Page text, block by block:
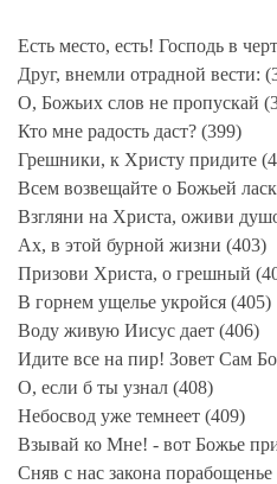
Есть место, есть! Господь в
Друг, внемли отрадной вести:
О, Божьих слов не пропускай
Кто мне радость даст? (399)
Грешники, к Христу придите
Всем возвещайте о Божьей
Взгляни на Христа, оживи
Ах, в этой бурной жизни (403)
Призови Христа, о грешный
В горнем ущелье укройся (405)
Воду живую Иисус дает (406)
Идите все на пир! Зовет Сам
О, если б ты узнал (408)
Небосвод уже темнеет (409)
Взывай ко Мне! - вот Божье
Сняв с нас закона порабощенье